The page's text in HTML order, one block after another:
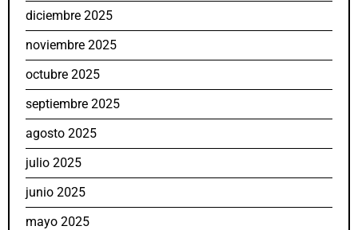
diciembre 2025
noviembre 2025
octubre 2025
septiembre 2025
agosto 2025
julio 2025
junio 2025
mayo 2025